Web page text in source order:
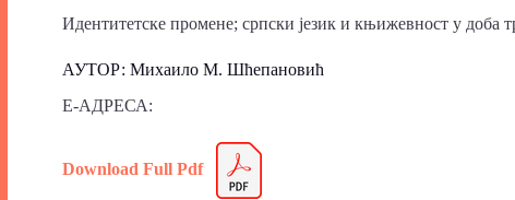
Идентитетске промене; српски језик и књижевност у доба
АУТОР: Михаило М. Шћепановић
Е-АДРЕСА:
Download Full Pdf